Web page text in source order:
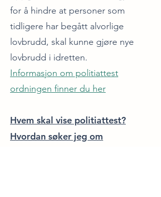
for å hindre at personer som
tidligere har begått alvorlige
lovbrudd, skal kunne gjøre nye
lovbrudd i idretten.
Informasjon om politiattest
ordningen finner du her
Hvem skal vise politiattest?
Hvordan søker jeg om